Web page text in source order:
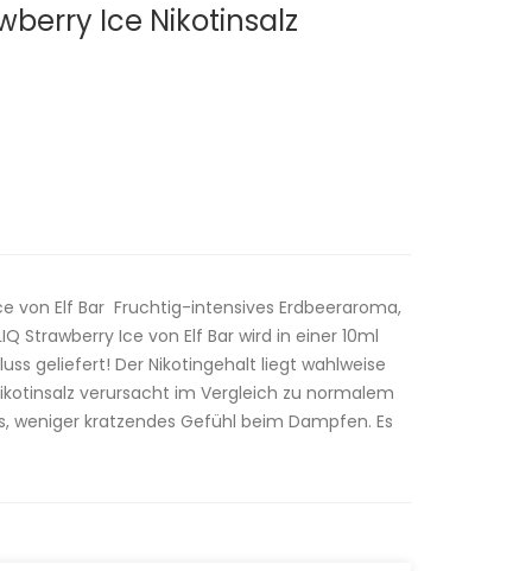
Ice Nikotinsalz
von Elf Bar Fruchtig-intensives Erdbeeraroma,
Strawberry Ice von Elf Bar wird in einer 10ml
geliefert! Der Nikotingehalt liegt wahlweise
verursacht im Vergleich zu normalem
weniger kratzendes Gefühl beim Dampfen. Es